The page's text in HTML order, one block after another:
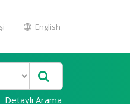
English
Detaylı Arama